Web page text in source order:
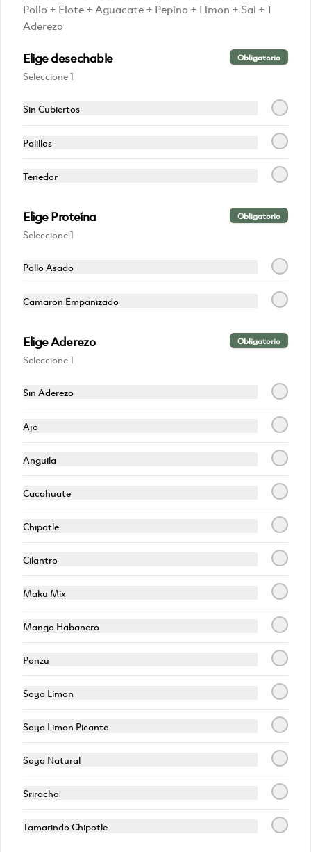
Kunko Yerba Mate
$85.00
Mundet
Sprite
Refresco
$55.00
Conócenos
Cobertura
Términos y condiciones
Política de privacidad
Redes sociales
Instagram
Pollo + Elote + Aguacate + Pepino + Limon + Sal + 1
Aderezo
Elige desechable Obligatorio
Seleccione 1
Sin Cubiertos
Palillos
Tenedor
Elige Proteína Obligatorio
Seleccione 1
Pollo Asado
Camaron Empanizado
Elige Aderezo Obligatorio
Seleccione 1
Sin Aderezo
Ajo
Anguila
Cacahuate
Chipotle
Cilantro
Maku Mix
Mango Habanero
Ponzu
Soya Limon
Soya Limon Picante
Soya Natural
Sriracha
Tamarindo Chipotle